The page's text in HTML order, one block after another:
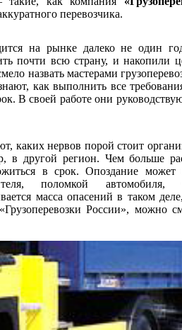
перевозчика.
на рынке далеко не один
почти всю страну, и накопили
назвать мастерами
как выполнить все
В своей работе они
каких нервов порой стоит
в другой регион. Чем больше
в срок. Опоздание может
поломкой автомобиля,
масса опасений в таком
России», можно